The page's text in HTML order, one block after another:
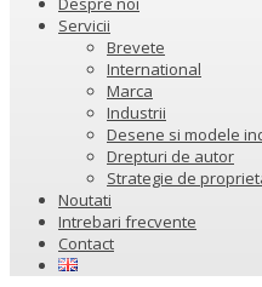
Servicii
Brevete
International
Marca
Industrii
Desene si modele
Drepturi de autor
Strategie de
Noutati
Intrebari frecvente
Contact